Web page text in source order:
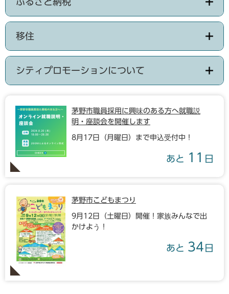
移住
シティプロモーションについて
茅野市職員採用に興味のある方へ就職説
明・座談会を開催します
8月17日（月曜日）まで申込受付中！
あと 11 日
茅野市こどもまつり
9月12日（土曜日）開催！家族みんなで出
かけよう！
あと 34 日